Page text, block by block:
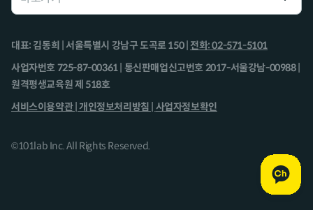
대표: 김동희 | 서울특별시 강남구 도곡로 150 | 전화: 02-571-5101
사업자번호 725-87-00361 | 통신판매업신고번호 2017-서울강남-00988 |
원격평생교육원 제 518호
서비스이용약관 | 개인정보처리방침 | 사업자정보확인
©101lab Inc. All Rights Reserved.